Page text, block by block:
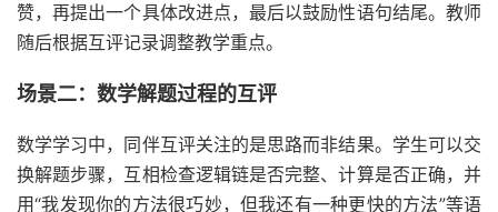
赞，再提出一个具体改进点，最后以鼓励性语句结尾。教师
随后根据互评记录调整教学重点。
场景二：数学解题过程的互评
数学学习中，同伴互评关注的是思路而非结果。学生可以交
换解题步骤，互相检查逻辑链是否完整、计算是否正确，并
用“我发现你的方法很巧妙，但我还有一种更快的方法”等语